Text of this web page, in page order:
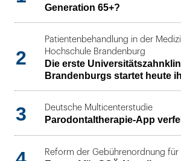
Generation 65+?
2
Patientenbehandlung in der
Hochschule Brandenburg
Die erste
Brandenburgs startet heute
3 Deutsche Multicenterstudie
Parodontaltherapie-App
Reform der Gebührenordnung für